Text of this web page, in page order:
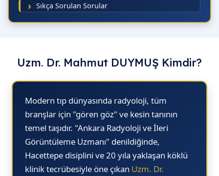
Sıkça Sorulan Sorular
Uzm. Dr. Mahmut DUYMUŞ Kimdir?
Modern tıp dünyasında radyoloji, tüm
branşlar için "gören göz" ve kesin tanının
temel taşıdır. "Ankara Radyoloji ve İleri
Görüntüleme Uzmanı" denildiğinde,
Hacettepe disiplini ve 20 yıla yaklaşan köklü
klinik tecrübesiyle öne çıkan Uzm. Dr.